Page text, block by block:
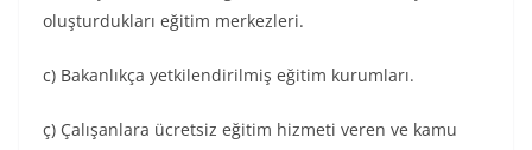
oluşturdukları eğitim merkezleri.
c) Bakanlıkça yetkilendirilmiş eğitim kurumları.
ç) Çalışanlara ücretsiz eğitim hizmeti veren ve kamu